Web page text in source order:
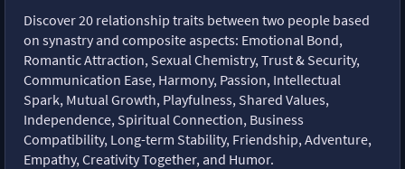
Discover 20 relationship traits between two people based
on synastry and composite aspects: Emotional Bond,
Romantic Attraction, Sexual Chemistry, Trust & Security,
Communication Ease, Harmony, Passion, Intellectual
Spark, Mutual Growth, Playfulness, Shared Values,
Independence, Spiritual Connection, Business
Compatibility, Long-term Stability, Friendship, Adventure,
Empathy, Creativity Together, and Humor.